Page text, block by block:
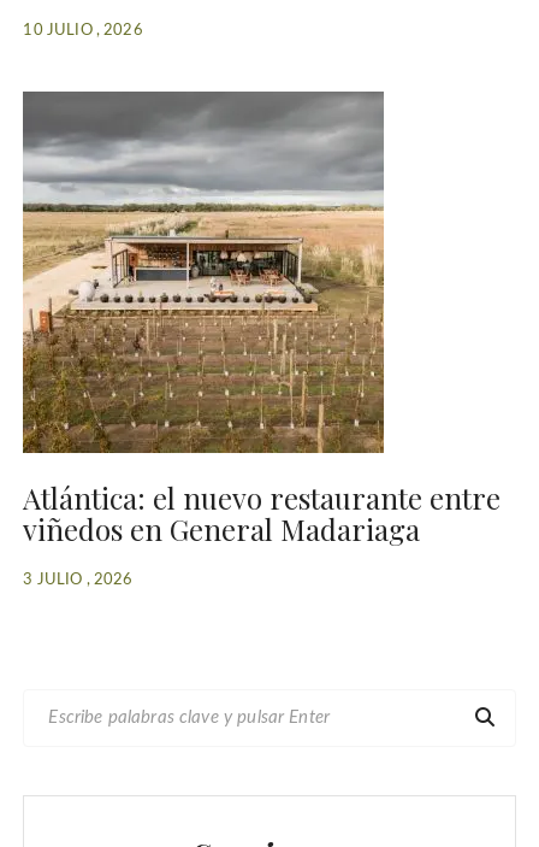
10 JULIO , 2026
Atlántica: el nuevo restaurante entre
viñedos en General Madariaga
3 JULIO , 2026
C